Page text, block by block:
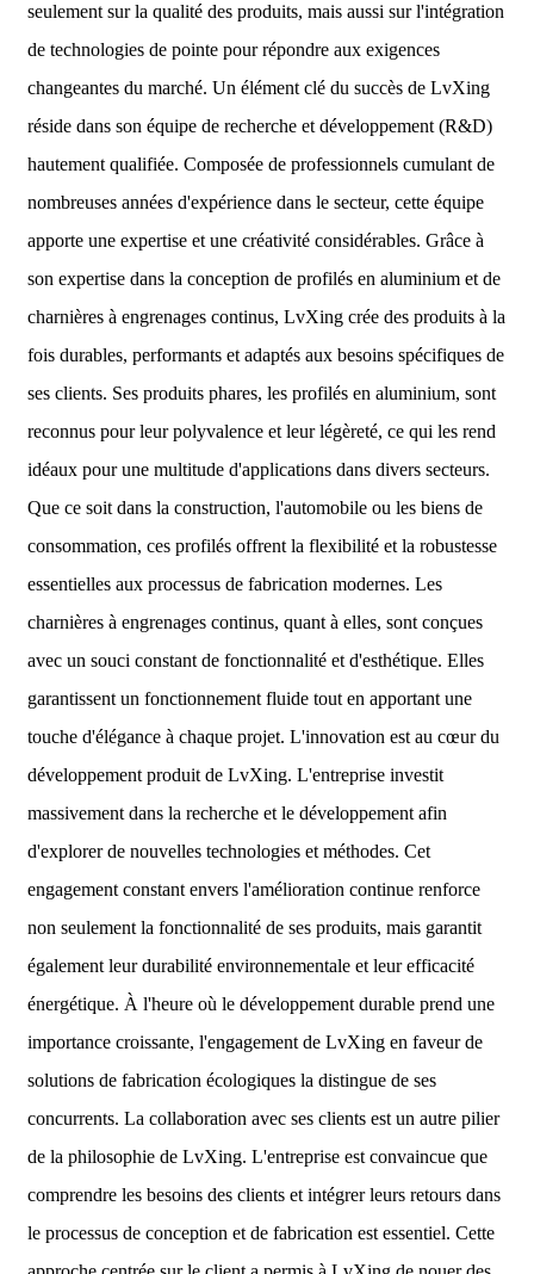
seulement sur la qualité des produits, mais aussi sur l'intégration
de technologies de pointe pour répondre aux exigences
changeantes du marché. Un élément clé du succès de LvXing
réside dans son équipe de recherche et développement (R&D)
hautement qualifiée. Composée de professionnels cumulant de
nombreuses années d'expérience dans le secteur, cette équipe
apporte une expertise et une créativité considérables. Grâce à
son expertise dans la conception de profilés en aluminium et de
charnières à engrenages continus, LvXing crée des produits à la
fois durables, performants et adaptés aux besoins spécifiques de
ses clients. Ses produits phares, les profilés en aluminium, sont
reconnus pour leur polyvalence et leur légèreté, ce qui les rend
idéaux pour une multitude d'applications dans divers secteurs.
Que ce soit dans la construction, l'automobile ou les biens de
consommation, ces profilés offrent la flexibilité et la robustesse
essentielles aux processus de fabrication modernes. Les
charnières à engrenages continus, quant à elles, sont conçues
avec un souci constant de fonctionnalité et d'esthétique. Elles
garantissent un fonctionnement fluide tout en apportant une
touche d'élégance à chaque projet. L'innovation est au cœur du
développement produit de LvXing. L'entreprise investit
massivement dans la recherche et le développement afin
d'explorer de nouvelles technologies et méthodes. Cet
engagement constant envers l'amélioration continue renforce
non seulement la fonctionnalité de ses produits, mais garantit
également leur durabilité environnementale et leur efficacité
énergétique. À l'heure où le développement durable prend une
importance croissante, l'engagement de LvXing en faveur de
solutions de fabrication écologiques la distingue de ses
concurrents. La collaboration avec ses clients est un autre pilier
de la philosophie de LvXing. L'entreprise est convaincue que
comprendre les besoins des clients et intégrer leurs retours dans
le processus de conception et de fabrication est essentiel. Cette